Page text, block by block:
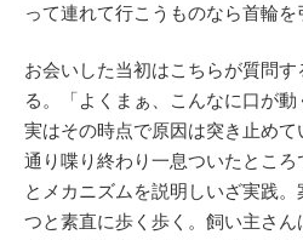
って連れて行こうものなら首輪を
お会いした当初はこちらが質問
る。「よくまぁ、こんなに口が
実はその時点で原因は突き止め
通り喋り終わり一息ついたとこ
とメカニズムを説明しいざ実践
つと素直に歩く歩く。飼い主さ